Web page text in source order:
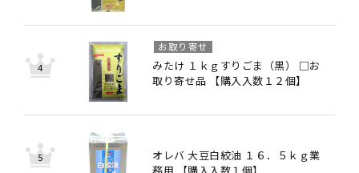
みたけ １ｋｇすりごま（黒） □お
取り寄せ品 【購入入数１２個】
お取り寄せ
オレバ 大豆白絞油 １６．５ｋｇ業